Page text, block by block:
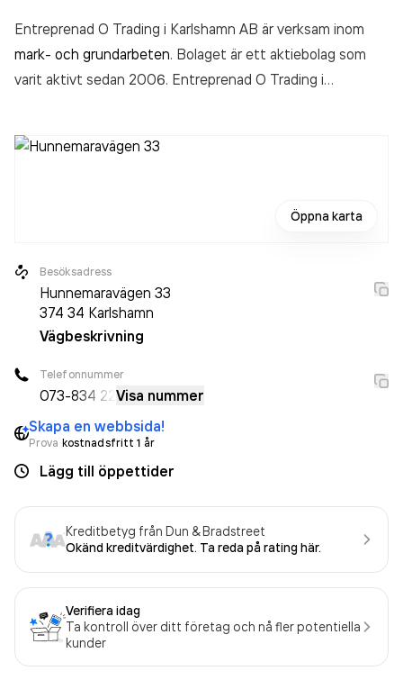
Entreprenad O Trading i Karlshamn AB är verksam inom
mark- och grundarbeten. Bolaget är ett aktiebolag som
varit aktivt sedan 2006. Entreprenad O Trading i
Öppna karta
Besöksadress
Hunnemaravägen 33
374 34 Karlshamn
Vägbeskrivning
Telefonnummer
073-834 22 Visa nummer
Skapa en webbsida!
Prova kostnadsfritt 1 år
Lägg till öppettider
Kreditbetyg från Dun & Bradstreet
Okänd kreditvärdighet. Ta reda på rating här.
Verifiera idag
Ta kontroll över ditt företag och nå fler potentiella
kunder